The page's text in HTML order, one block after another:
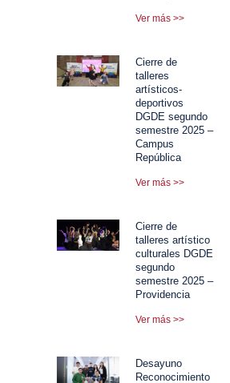
Ver más >>
Cierre de
talleres
artísticos-
deportivos
DGDE segundo
semestre 2025 –
Campus
República
Ver más >>
Cierre de
talleres artístico
culturales DGDE
segundo
semestre 2025 –
Providencia
Ver más >>
Desayuno
Reconocimiento